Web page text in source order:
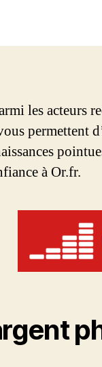
les acteurs
permettent
à Or.fr.